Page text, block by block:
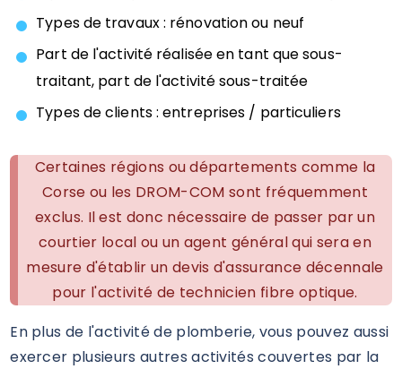
Types de travaux : rénovation ou neuf
Part de l'activité réalisée en tant que sous-
traitant, part de l'activité sous-traitée
Types de clients : entreprises / particuliers
Certaines régions ou départements comme la
Corse ou les DROM-COM sont fréquemment
exclus. Il est donc nécessaire de passer par un
courtier local ou un agent général qui sera en
mesure d'établir un devis d'assurance décennale
pour l'activité de technicien fibre optique.
En plus de l'activité de plomberie, vous pouvez aussi
exercer plusieurs autres activités couvertes par la